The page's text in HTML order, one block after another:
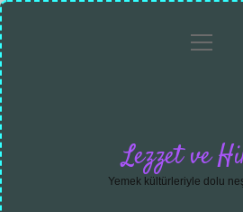
Gizlilikmenüyü
Lezzet ve
Yemek kültürleriyle dolu